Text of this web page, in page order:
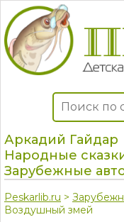
Аркадий Гайдар
Народные
Зарубежные
Peskarlib.ru >
Воздушный змей